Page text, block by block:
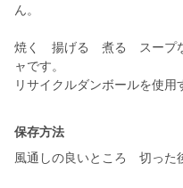
ん。
焼く 揚げる 煮る スープな
ャです。
リサイクルダンボールを使用
保存方法
風通しの良いところ 切った